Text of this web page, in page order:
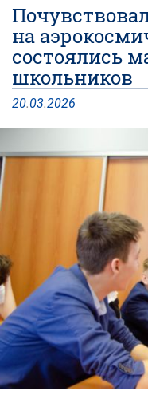
на
состоялись
школьников
20.03.2026